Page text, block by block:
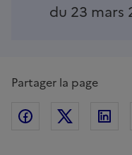
du 23 mars
Partager la page
Partager sur